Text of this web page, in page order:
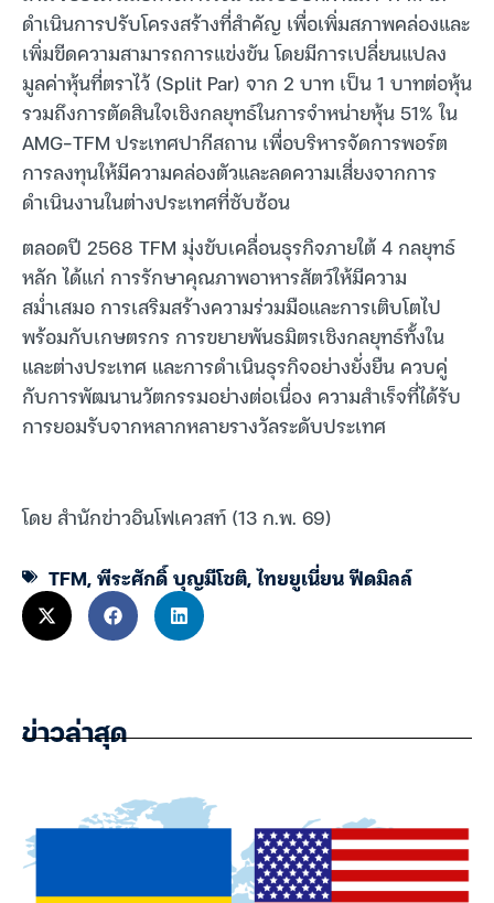
ดำเนินการปรับโครงสร้างที่สำคัญ เพื่อเพิ่มสภาพคล่องและ
เพิ่มขีดความสามารถการแข่งขัน โดยมีการเปลี่ยนแปลง
มูลค่าหุ้นที่ตราไว้ (Split Par) จาก 2 บาท เป็น 1 บาทต่อหุ้น
รวมถึงการตัดสินใจเชิงกลยุทธ์ในการจำหน่ายหุ้น 51% ใน
AMG-TFM ประเทศปากีสถาน เพื่อบริหารจัดการพอร์ต
การลงทุนให้มีความคล่องตัวและลดความเสี่ยงจากการ
ดำเนินงานในต่างประเทศที่ซับซ้อน
ตลอดปี 2568 TFM มุ่งขับเคลื่อนธุรกิจภายใต้ 4 กลยุทธ์
หลัก ได้แก่ การรักษาคุณภาพอาหารสัตว์ให้มีความ
สม่ำเสมอ การเสริมสร้างความร่วมมือและการเติบโตไป
พร้อมกับเกษตรกร การขยายพันธมิตรเชิงกลยุทธ์ทั้งใน
และต่างประเทศ และการดำเนินธุรกิจอย่างยั่งยืน ควบคู่
กับการพัฒนานวัตกรรมอย่างต่อเนื่อง ความสำเร็จที่ได้รับ
การยอมรับจากหลากหลายรางวัลระดับประเทศ
โดย สำนักข่าวอินโฟเควสท์ (13 ก.พ. 69)
TFM,พีระศักดิ์ บุญมีโชติ,ไทยยูเนี่ยน ฟีดมิลล์
ข่าวล่าสุด